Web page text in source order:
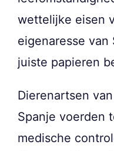
wettelijke eisen
eigenaresse van
juiste papieren
Dierenartsen
Spanje voerden
medische